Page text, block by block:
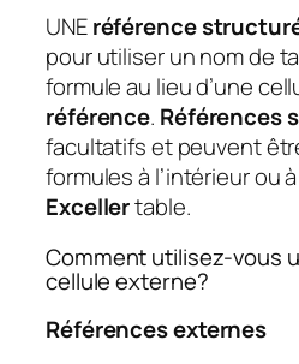
UNEréférence
pour utiliser un nom de
formule au lieu d’une
référence. Références
facultatifs et peuvent
formules à l’intérieur ou
Excellertable.
Comment utilisez-vous
cellule externe?
Références externes